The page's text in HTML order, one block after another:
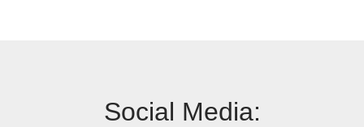
Social Media: